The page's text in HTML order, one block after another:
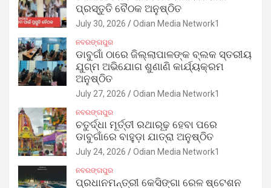
ପ୍ରସ୍ତୁତି ବୈଠକ ଅନୁଷ୍ଠିତ
July 30, 2026 Odian Media Network1
ନବରଙ୍ଗପୁର
ଡାବୁଗାଁ ଠାରେ ଜିଲ୍ଲାପାଳଙ୍କ ବ୍ଲକ ସ୍ତରୀୟ
ଯୁଗ୍ମ ଅଭିଯୋଗ ଶୁଣାଣି କାର୍ଯ୍ୟକ୍ରମ
ଅନୁଷ୍ଠିତ
July 27, 2026 Odian Media Network1
ନବରଙ୍ଗପୁର
ଚତୁର୍ଦ୍ଧା ମୂର୍ତ୍ତୀ ରଥାରୂଢ଼ ହେବା ପରେ
ଡାବୁଗାଁରେ ବାହୁଡ଼ା ଯାତ୍ରା ଅନୁଷ୍ଠିତ
July 24, 2026 Odian Media Network1
ନବରଙ୍ଗପୁର
ପ୍ରଧାନମନ୍ତ୍ରୀ କେସିଙ୍ଗା ରେଳ ଷ୍ଟେଶନ